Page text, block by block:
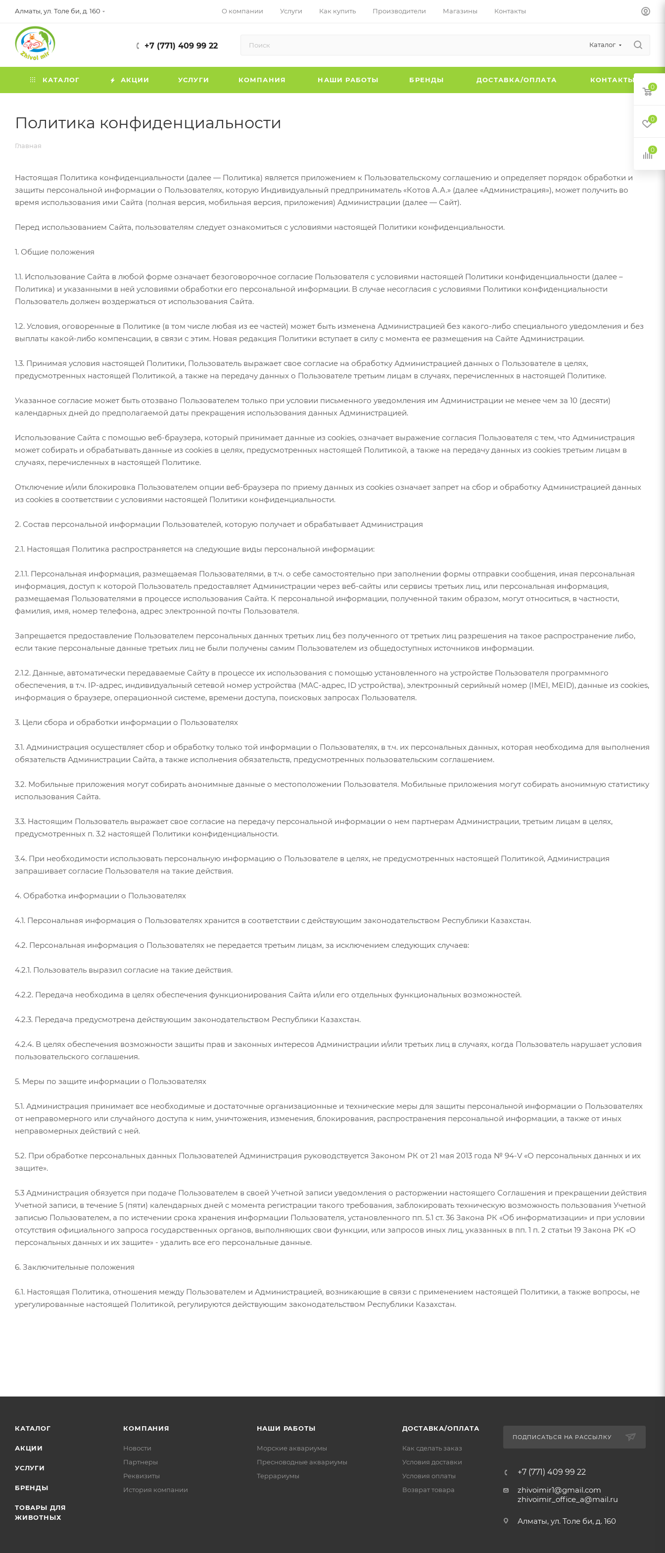
Алматы, ул. Толе би, д. 160 О компании Услуги Как купить Производители Магазины Контакты
+7 (771) 409 99 22 Каталог
КАТАЛОГ АКЦИИ УСЛУГИ КОМПАНИЯ НАШИ РАБОТЫ БРЕНДЫ ДОСТАВКА/ОПЛАТА КОНТАКТЫ
Политика конфиденциальности
Главная
Настоящая Политика конфиденциальности (далее — Политика) является приложением к Пользовательскому соглашению и определяет порядок обработки и
защиты персональной информации о Пользователях, которую Индивидуальный предприниматель «Котов А.А.» (далее «Администрация»), может получить во
время использования ими Сайта (полная версия, мобильная версия, приложения) Администрации (далее — Сайт).
Перед использованием Сайта, пользователям следует ознакомиться с условиями настоящей Политики конфиденциальности.
1. Общие положения
1.1. Использование Сайта в любой форме означает безоговорочное согласие Пользователя с условиями настоящей Политики конфиденциальности (далее –
Политика) и указанными в ней условиями обработки его персональной информации. В случае несогласия с условиями Политики конфиденциальности
Пользователь должен воздержаться от использования Сайта.
1.2. Условия, оговоренные в Политике (в том числе любая из ее частей) может быть изменена Администрацией без какого-либо специального уведомления и без
выплаты какой-либо компенсации, в связи с этим. Новая редакция Политики вступает в силу с момента ее размещения на Сайте Администрации.
1.3. Принимая условия настоящей Политики, Пользователь выражает свое согласие на обработку Администрацией данных о Пользователе в целях,
предусмотренных настоящей Политикой, а также на передачу данных о Пользователе третьим лицам в случаях, перечисленных в настоящей Политике.
Указанное согласие может быть отозвано Пользователем только при условии письменного уведомления им Администрации не менее чем за 10 (десяти)
календарных дней до предполагаемой даты прекращения использования данных Администрацией.
Использование Сайта с помощью веб-браузера, который принимает данные из cookies, означает выражение согласия Пользователя с тем, что Администрация
может собирать и обрабатывать данные из cookies в целях, предусмотренных настоящей Политикой, а также на передачу данных из cookies третьим лицам в
случаях, перечисленных в настоящей Политике.
Отключение и/или блокировка Пользователем опции веб-браузера по приему данных из cookies означает запрет на сбор и обработку Администрацией данных
из cookies в соответствии с условиями настоящей Политики конфиденциальности.
2. Состав персональной информации Пользователей, которую получает и обрабатывает Администрация
2.1. Настоящая Политика распространяется на следующие виды персональной информации:
2.1.1. Персональная информация, размещаемая Пользователями, в т.ч. о себе самостоятельно при заполнении формы отправки сообщения, иная персональная
информация, доступ к которой Пользователь предоставляет Администрации через веб-сайты или сервисы третьих лиц, или персональная информация,
размещаемая Пользователями в процессе использования Сайта. К персональной информации, полученной таким образом, могут относиться, в частности,
фамилия, имя, номер телефона, адрес электронной почты Пользователя.
Запрещается предоставление Пользователем персональных данных третьих лиц без полученного от третьих лиц разрешения на такое распространение либо,
если такие персональные данные третьих лиц не были получены самим Пользователем из общедоступных источников информации.
2.1.2. Данные, автоматически передаваемые Сайту в процессе их использования с помощью установленного на устройстве Пользователя программного
обеспечения, в т.ч. IP-адрес, индивидуальный сетевой номер устройства (MAC-адрес, ID устройства), электронный серийный номер (IMEI, MEID), данные из cookies,
информация о браузере, операционной системе, времени доступа, поисковых запросах Пользователя.
3. Цели сбора и обработки информации о Пользователях
3.1. Администрация осуществляет сбор и обработку только той информации о Пользователях, в т.ч. их персональных данных, которая необходима для выполнения
обязательств Администрации Сайта, а также исполнения обязательств, предусмотренных пользовательским соглашением.
3.2. Мобильные приложения могут собирать анонимные данные о местоположении Пользователя. Мобильные приложения могут собирать анонимную статистику
использования Сайта.
3.3. Настоящим Пользователь выражает свое согласие на передачу персональной информации о нем партнерам Администрации, третьим лицам в целях,
предусмотренных п. 3.2 настоящей Политики конфиденциальности.
3.4. При необходимости использовать персональную информацию о Пользователе в целях, не предусмотренных настоящей Политикой, Администрация
запрашивает согласие Пользователя на такие действия.
4. Обработка информации о Пользователях
4.1. Персональная информация о Пользователях хранится в соответствии с действующим законодательством Республики Казахстан.
4.2. Персональная информация о Пользователях не передается третьим лицам, за исключением следующих случаев:
4.2.1. Пользователь выразил согласие на такие действия.
4.2.2. Передача необходима в целях обеспечения функционирования Сайта и/или его отдельных функциональных возможностей.
4.2.3. Передача предусмотрена действующим законодательством Республики Казахстан.
4.2.4. В целях обеспечения возможности защиты прав и законных интересов Администрации и/или третьих лиц в случаях, когда Пользователь нарушает условия
пользовательского соглашения.
5. Меры по защите информации о Пользователях
5.1. Администрация принимает все необходимые и достаточные организационные и технические меры для защиты персональной информации о Пользователях
от неправомерного или случайного доступа к ним, уничтожения, изменения, блокирования, распространения персональной информации, а также от иных
неправомерных действий с ней.
5.2. При обработке персональных данных Пользователей Администрация руководствуется Законом РК от 21 мая 2013 года № 94-V «О персональных данных и их
защите».
5.3 Администрация обязуется при подаче Пользователем в своей Учетной записи уведомления о расторжении настоящего Соглашения и прекращении действия
Учетной записи, в течение 5 (пяти) календарных дней с момента регистрации такого требования, заблокировать техническую возможность пользования Учетной
записью Пользователем, а по истечении срока хранения информации Пользователя, установленного пп. 5.1 ст. 36 Закона РК «Об информатизации» и при условии
отсутствия официального запроса государственных органов, выполняющих свои функции, или запросов иных лиц, указанных в пп. 1 п. 2 статьи 19 Закона РК «О
персональных данных и их защите» - удалить все его персональные данные.
6. Заключительные положения
6.1. Настоящая Политика, отношения между Пользователем и Администрацией, возникающие в связи с применением настоящей Политики, а также вопросы, не
урегулированные настоящей Политикой, регулируются действующим законодательством Республики Казахстан.
КАТАЛОГ
АКЦИИ
УСЛУГИ
БРЕНДЫ
ТОВАРЫ ДЛЯ
ЖИВОТНЫХ
КОМПАНИЯ
Новости
Партнеры
Реквизиты
История компании
НАШИ РАБОТЫ
Морские аквариумы
Пресноводные аквариумы
Террариумы
ДОСТАВКА/ОПЛАТА
Как сделать заказ
Условия доставки
Условия оплаты
Возврат товара
ПОДПИСАТЬСЯ НА РАССЫЛКУ
+7 (771) 409 99 22
zhivoimir1@gmail.com
zhivoimir_office_a@mail.ru
Алматы, ул. Толе би, д. 160
0
0
0